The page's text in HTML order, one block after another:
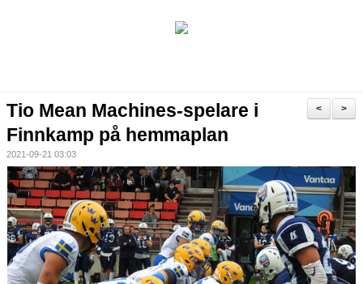
Kontakt
Kvalitetsgruppen
Sponsorer
Om klubben
>
<
Tio Mean Machines-spelare i
Finnkamp på hemmaplan
2021-09-21 03:03